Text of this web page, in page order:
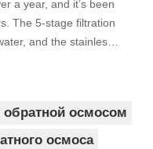
a year, and it’s been
The 5-stage filtration
and the stainless
and very few
carry!
осмосом
осмоса